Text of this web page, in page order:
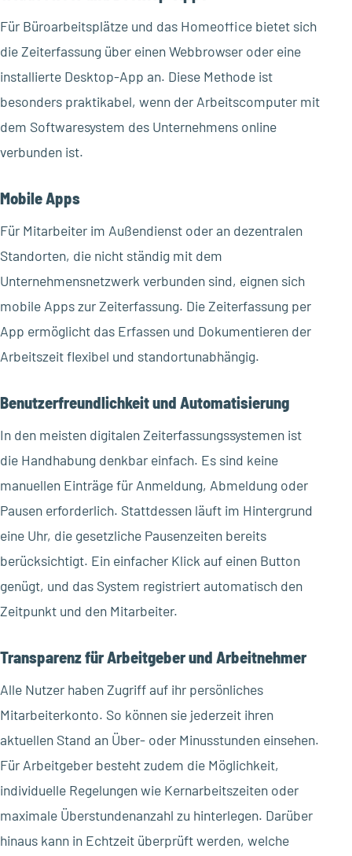
Für Büroarbeitsplätze und das Homeoffice bietet sich
die Zeiterfassung über einen Webbrowser oder eine
installierte Desktop-App an. Diese Methode ist
besonders praktikabel, wenn der Arbeitscomputer mit
dem Softwaresystem des Unternehmens online
verbunden ist.
Mobile Apps
Für Mitarbeiter im Außendienst oder an dezentralen
Standorten, die nicht ständig mit dem
Unternehmensnetzwerk verbunden sind, eignen sich
mobile Apps zur Zeiterfassung. Die Zeiterfassung per
App ermöglicht das Erfassen und Dokumentieren der
Arbeitszeit flexibel und standortunabhängig.
Benutzerfreundlichkeit und Automatisierung
In den meisten digitalen Zeiterfassungssystemen ist
die Handhabung denkbar einfach. Es sind keine
manuellen Einträge für Anmeldung, Abmeldung oder
Pausen erforderlich. Stattdessen läuft im Hintergrund
eine Uhr, die gesetzliche Pausenzeiten bereits
berücksichtigt. Ein einfacher Klick auf einen Button
genügt, und das System registriert automatisch den
Zeitpunkt und den Mitarbeiter.
Transparenz für Arbeitgeber und Arbeitnehmer
Alle Nutzer haben Zugriff auf ihr persönliches
Mitarbeiterkonto. So können sie jederzeit ihren
aktuellen Stand an Über- oder Minusstunden einsehen.
Für Arbeitgeber besteht zudem die Möglichkeit,
individuelle Regelungen wie Kernarbeitszeiten oder
maximale Überstundenanzahl zu hinterlegen. Darüber
hinaus kann in Echtzeit überprüft werden, welche